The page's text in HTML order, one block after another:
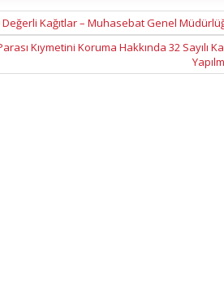
Değerli Kağıtlar – Muhasebat Genel
Kıymetini Koruma Hakkında 32 Sayılı